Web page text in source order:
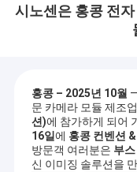
시노센은 홍콩 전
홍콩 – 2025년 10월 —
문 카메라 모듈 제조
션)에 참가하게 되어
16일에 홍콩 컨벤션
방문객 여러분은 부
신 이미징 솔루션을